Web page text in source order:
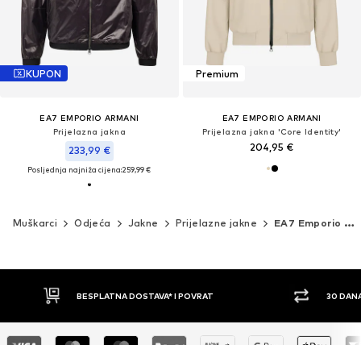
KUPON
EA7 EMPORIO ARMANI
Prijelazna jakna
233,99 €
Posljednja najniža cijena:259,99 €
Premium
EA7 EMPORIO ARMANI
Prijelazna jakna 'Core Identity'
204,95 €
Muškarci Odjeća Jakne Prijelazne jakne EA7 Emporio Armani
30 DANA PRAVO NA POVRAT